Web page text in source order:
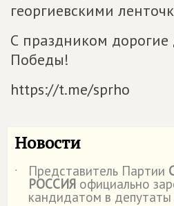
георгиевскими
С праздником дорогие
Победы!
https://t.me/sprho
Новости
˙ Представитель Партии
РОССИЯ официально
кандидатом в